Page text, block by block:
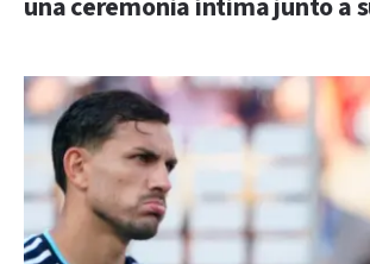
una ceremonia íntima junto a